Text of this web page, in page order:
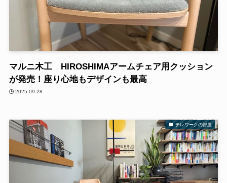
マルニ木工 HIROSHIMAアームチェア用クッション
が発売！座り心地もデザインも最高
2025-09-28
テレワークの部屋